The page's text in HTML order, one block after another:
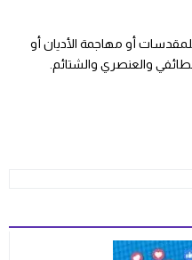
أو مهاجمة الأديان أو
والعنصري والشتائم.